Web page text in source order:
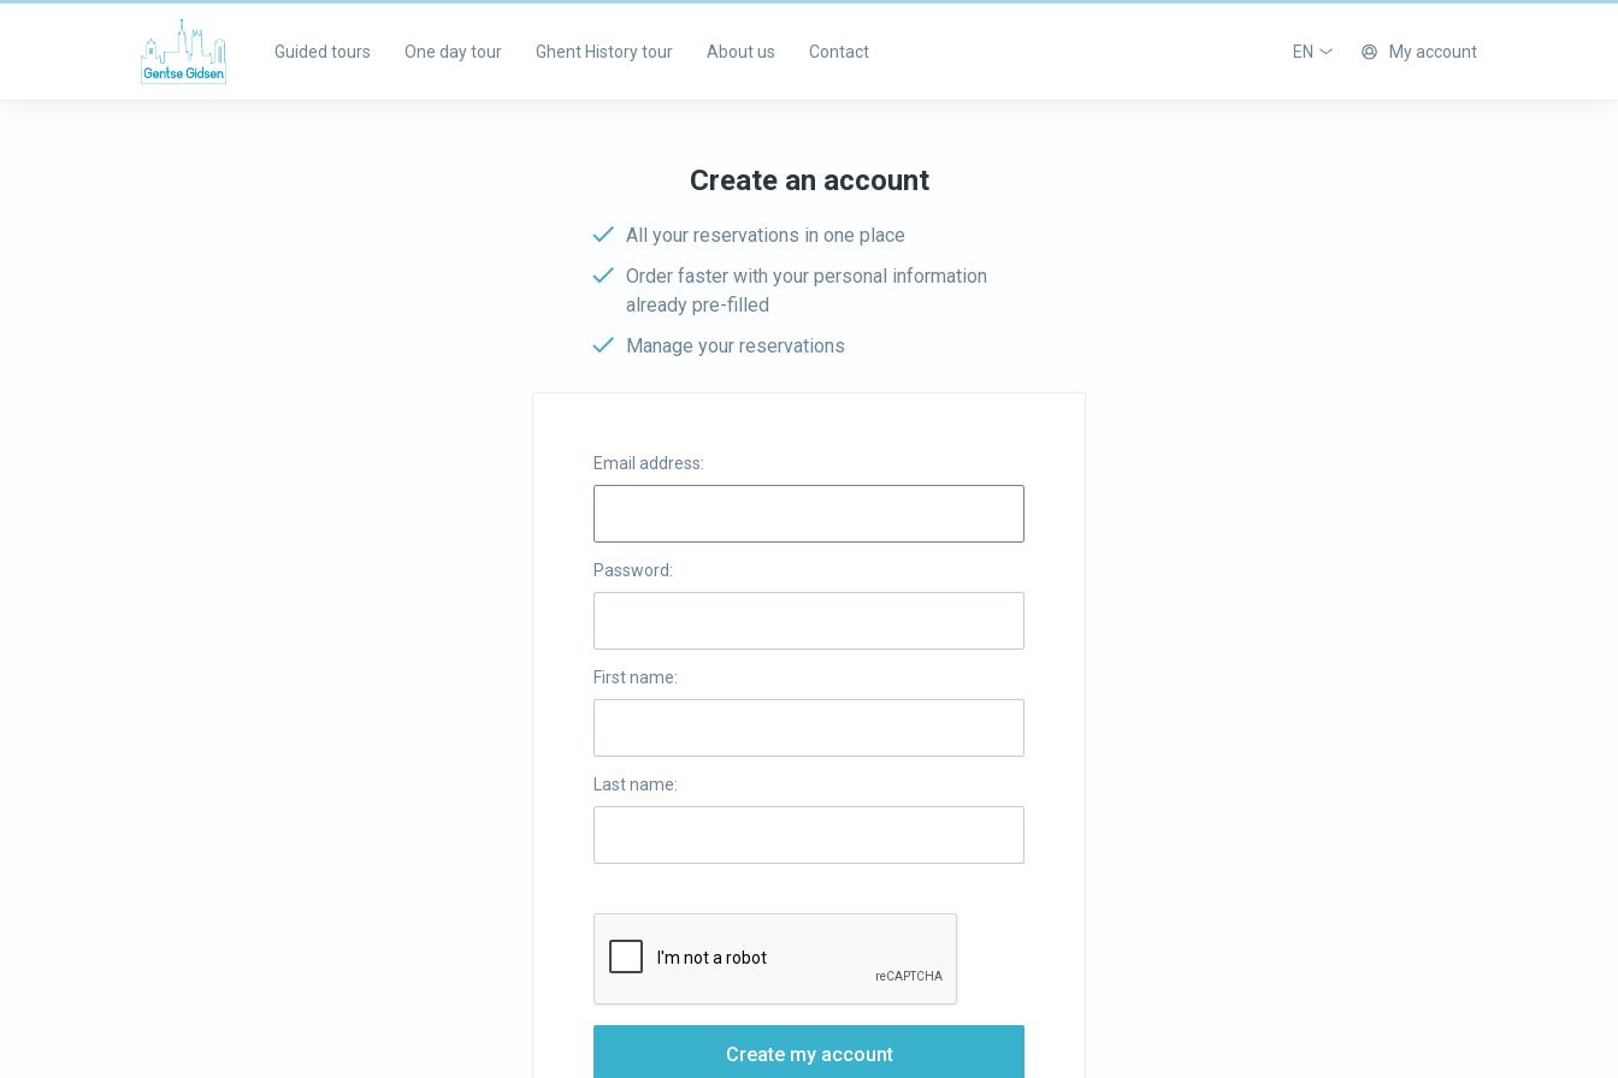
Guided tours One day tour Ghent History tour About us Contact EN My account
Create an account
All your reservations in one place
Order faster with your personal information
already pre-filled
Manage your reservations
Email address:
Password:
First name:
Last name:
Create my account